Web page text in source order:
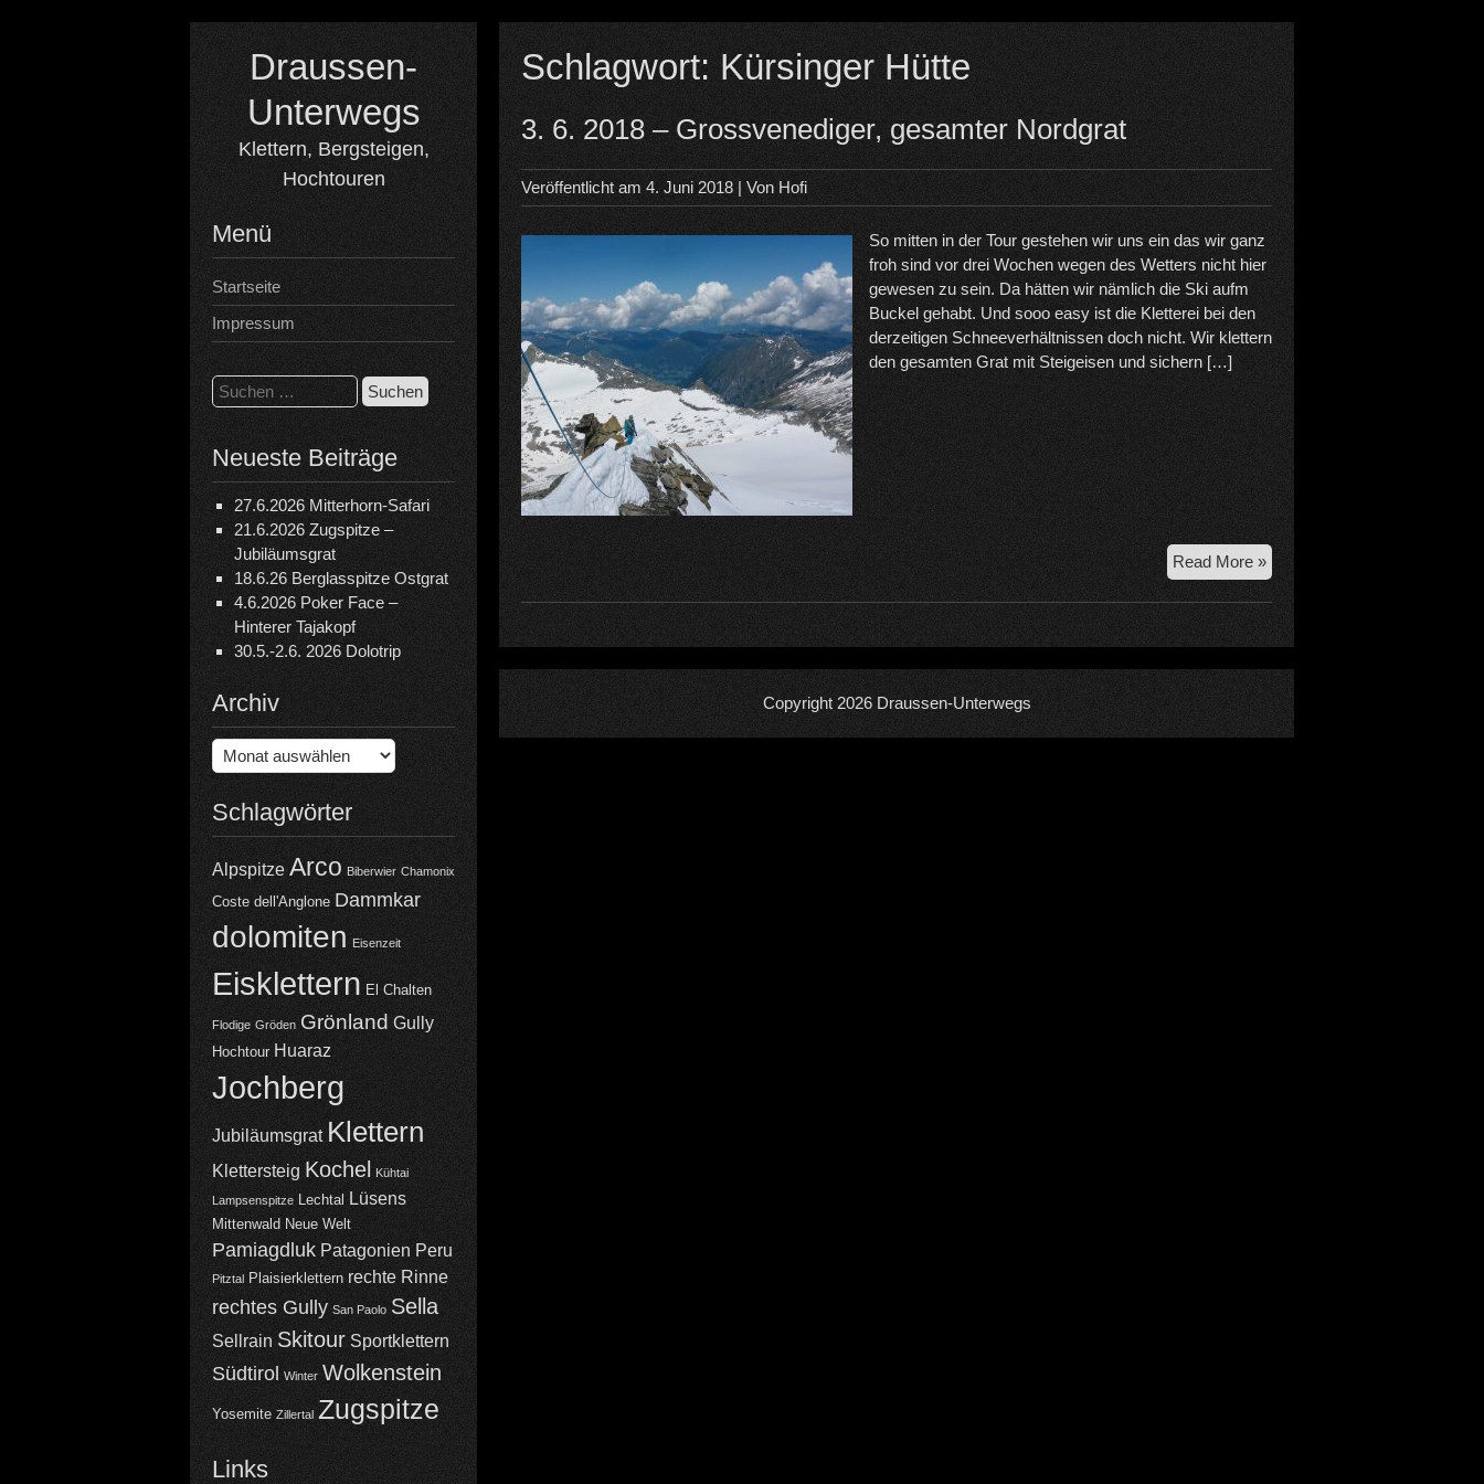
Draussen-
Unterwegs
Klettern, Bergsteigen,
Hochtouren
Menü
Startseite
Impressum
Suchen
nach:
Neueste Beiträge
27.6.2026 Mitterhorn-Safari
21.6.2026 Zugspitze –
Jubiläumsgrat
18.6.26 Berglasspitze Ostgrat
4.6.2026 Poker Face –
Hinterer Tajakopf
30.5.-2.6. 2026 Dolotrip
Archiv
Archiv
Schlagwörter
Alpspitze Arco Biberwier Chamonix
Coste dell'Anglone Dammkar
dolomiten Eisenzeit
Eisklettern El Chalten
Flodige Gröden Grönland Gully
Hochtour Huaraz
Jochberg
Jubiläumsgrat Klettern
Klettersteig Kochel Kühtai
Lampsenspitze Lechtal Lüsens
Mittenwald Neue Welt
Pamiagdluk Patagonien Peru
Pitztal Plaisierklettern rechte Rinne
rechtes Gully San Paolo Sella
Sellrain Skitour Sportklettern
Südtirol Winter Wolkenstein
Yosemite Zillertal Zugspitze
Links
Schlagwort: Kürsinger Hütte
3. 6. 2018 – Grossvenediger, gesamter Nordgrat
Veröffentlicht am 4. Juni 2018 | Von Hofi
So mitten in der Tour gestehen wir uns ein das wir ganz
froh sind vor drei Wochen wegen des Wetters nicht hier
gewesen zu sein. Da hätten wir nämlich die Ski aufm
Buckel gehabt. Und sooo easy ist die Kletterei bei den
derzeitigen Schneeverhältnissen doch nicht. Wir klettern
den gesamten Grat mit Steigeisen und sichern […]
Read More »3.
6.
2018
–
Copyright 2026 Draussen-Unterwegs